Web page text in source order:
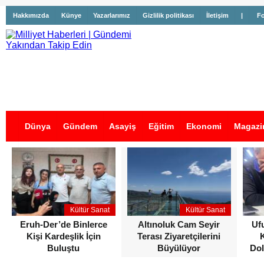
Hakkımızda Künye Yazarlarımız Gizlilik politikası İletişim |
Dünya Gündem Asayiş Eğitim Ekonomi
İş İlanları
Kültür Sanat
Eruh-Der’de Binlerce
Kişi Kardeşlik İçin
Buluştu
Kültür Sanat
Altınoluk Cam Seyir
Terası Ziyaretçilerini
Büyülüyor